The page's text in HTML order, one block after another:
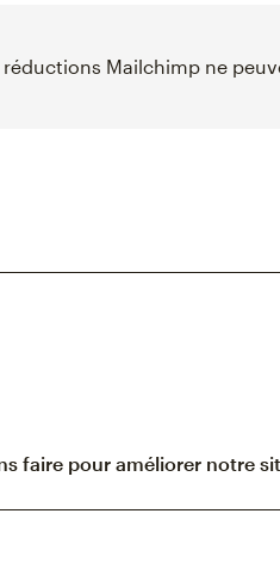
Mailchimp ne
faire pour améliorer notre